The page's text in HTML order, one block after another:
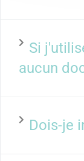
Si
aucun
Dois-je